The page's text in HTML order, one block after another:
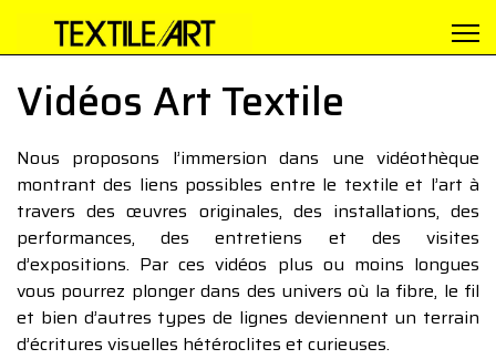
Vidéos Art Textile
Nous proposons l’immersion dans une vidéothèque
montrant des liens possibles entre le textile et l’art à
travers des œuvres originales, des installations, des
performances, des entretiens et des visites
d’expositions. Par ces vidéos plus ou moins longues
vous pourrez plonger dans des univers où la fibre, le fil
et bien d’autres types de lignes deviennent un terrain
d’écritures visuelles hétéroclites et curieuses.